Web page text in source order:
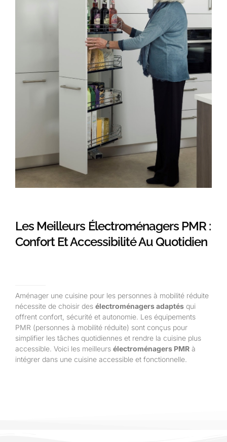
Les Meilleurs Électroménagers PMR :
Confort Et Accessibilité Au Quotidien
Aménager une cuisine pour les personnes à mobilité réduite
nécessite de choisir des électroménagers adaptés qui
offrent confort, sécurité et autonomie. Les équipements
PMR (personnes à mobilité réduite) sont conçus pour
simplifier les tâches quotidiennes et rendre la cuisine plus
accessible. Voici les meilleurs électroménagers PMR à
intégrer dans une cuisine accessible et fonctionnelle.